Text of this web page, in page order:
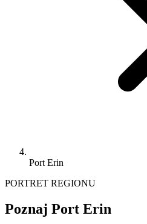
Port Erin
PORTRET REGIONU
Poznaj Port Erin